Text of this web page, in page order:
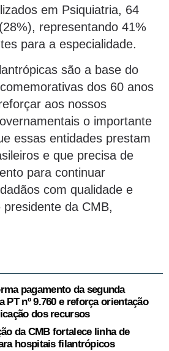
em Psiquiatria, 64
representando 41%
para a especialidade.
são a base do
dos 60 anos
aos nossos
o importante
essas entidades prestam
e que precisa de
para continuar
com qualidade e
presidente da CMB,
pagamento da segunda
PT nº 9.760 e reforça orientação
dos recursos
da CMB fortalece linha de
hospitais filantrópicos